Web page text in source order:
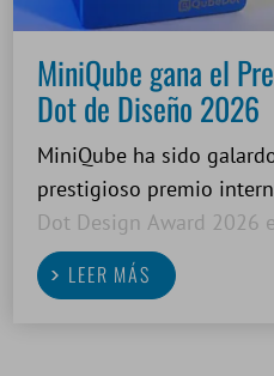
MiniQube gana el
Dot de Diseño 2026
MiniQube ha sido
prestigioso premio
Dot Design Award 2026
categoría de Diseño de
galardón reconoce la
LEER MÁS